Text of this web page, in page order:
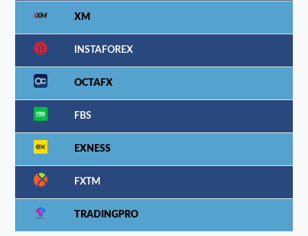
XM
INSTAFOREX
OCTAFX
FBS
EXNESS
FXTM
TRADINGPRO